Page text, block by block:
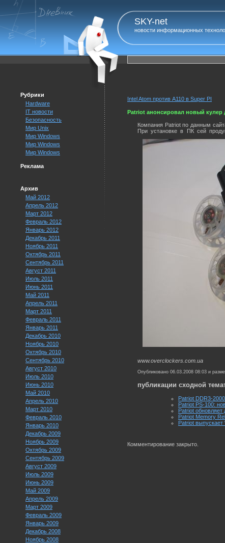
SKY-net
новости информационных
Рубрики
Hardware
IT новости
Безопасность
Мир Unix
Мир Windows
Мир Windows
Мир Windows
Реклама
Архив
Май 2012
Апрель 2012
Март 2012
Февраль 2012
Январь 2012
Декабрь 2011
Ноябрь 2011
Октябрь 2011
Сентябрь 2011
Август 2011
Июль 2011
Июнь 2011
Май 2011
Апрель 2011
Март 2011
Февраль 2011
Январь 2011
Декабрь 2010
Ноябрь 2010
Октябрь 2010
Сентябрь 2010
Август 2010
Июль 2010
Июнь 2010
Май 2010
Апрель 2010
Март 2010
Февраль 2010
Январь 2010
Декабрь 2009
Ноябрь 2009
Октябрь 2009
Сентябрь 2009
Август 2009
Июль 2009
Июнь 2009
Май 2009
Апрель 2009
Март 2009
Февраль 2009
Январь 2009
Декабрь 2008
Ноябрь 2008
Intel Atom против A110 в Super PI
Patriot анонсировал новый кулер
Компания Patriot по данным
При установке в ПК сей
www.overclockers.com.ua
Опубликовано 06.03.2008 08:03 и
публикации сходной
Patriot DDR3-
Patriot PS-100:
Patriot
Patriot Memory
Patriot
Комментирование закрыто.